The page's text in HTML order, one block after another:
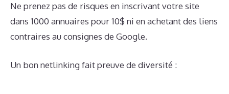
Ne prenez pas de risques en inscrivant votre site
dans 1000 annuaires pour 10$ ni en achetant des liens
contraires au consignes de Google.
Un bon netlinking fait preuve de diversité :